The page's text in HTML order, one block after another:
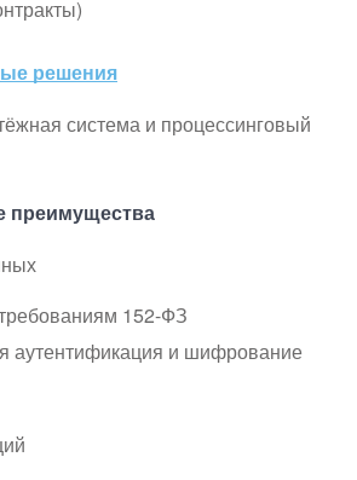
решения
система и процессинговый
преимущества
152-ФЗ
аутентификация и шифрование